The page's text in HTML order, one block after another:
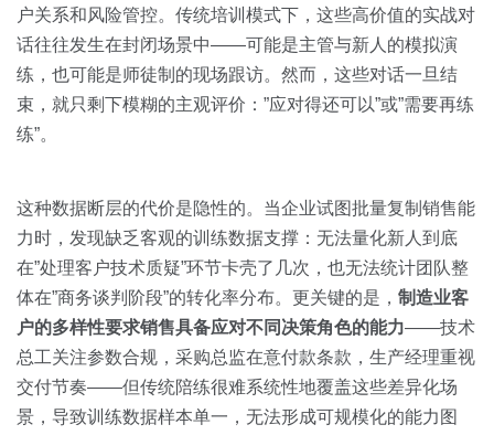
培训辅导
户关系和风险管控。传统培训模式下，这些高价值的实战对
话往往发生在封闭场景中——可能是主管与新人的模拟演
练，也可能是师徒制的现场跟访。然而，这些对话一旦结
束，就只剩下模糊的主观评价：”应对得还可以”或”需要再练
练”。
这种数据断层的代价是隐性的。当企业试图批量复制销售能
力时，发现缺乏客观的训练数据支撑：无法量化新人到底
在”处理客户技术质疑”环节卡壳了几次，也无法统计团队整
体在”商务谈判阶段”的转化率分布。更关键的是， 制造业客
户的多样性要求销售具备应对不同决策角色的能力——技术
总工关注参数合规，采购总监在意付款条款，生产经理重视
交付节奏——但传统陪练很难系统性地覆盖这些差异化场
景，导致训练数据样本单一，无法形成可规模化的能力图